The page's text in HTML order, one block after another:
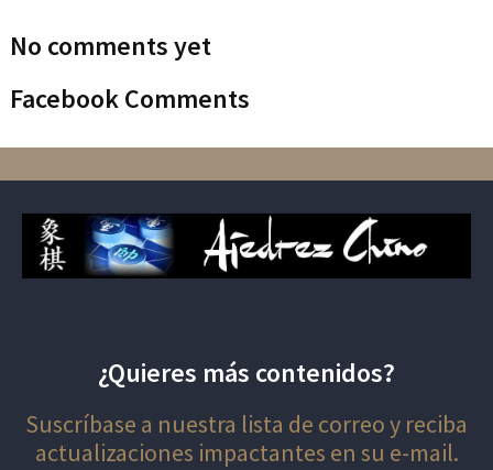
No comments yet
Facebook Comments
¿Quieres más contenidos?
Suscríbase a nuestra lista de correo y reciba
actualizaciones impactantes en su e-mail.